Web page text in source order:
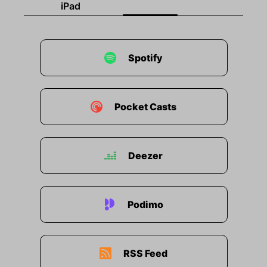
Haartransplantation und driftete etwas ab.
Neujahrsfolge mit Pip Klöckner.
00:00:41: Bevor es losgeht aber noch der
regelmäßige weil es hier, wer jeden Freitag
kostenlos und werbefrei meinen WhatsApp-
Newsletter lesen möchte, indem ich Tipps gebe
00:00:53: Der kann es abonnieren, hier in den
Show Notes ist es verlinkt oder einfach
googeln, Westermeyer, WhatsApp.
Kolleginnen und Kollegen von Charles.
iPad
Spotify
Pocket Casts
Deezer
Podimo
RSS Feed